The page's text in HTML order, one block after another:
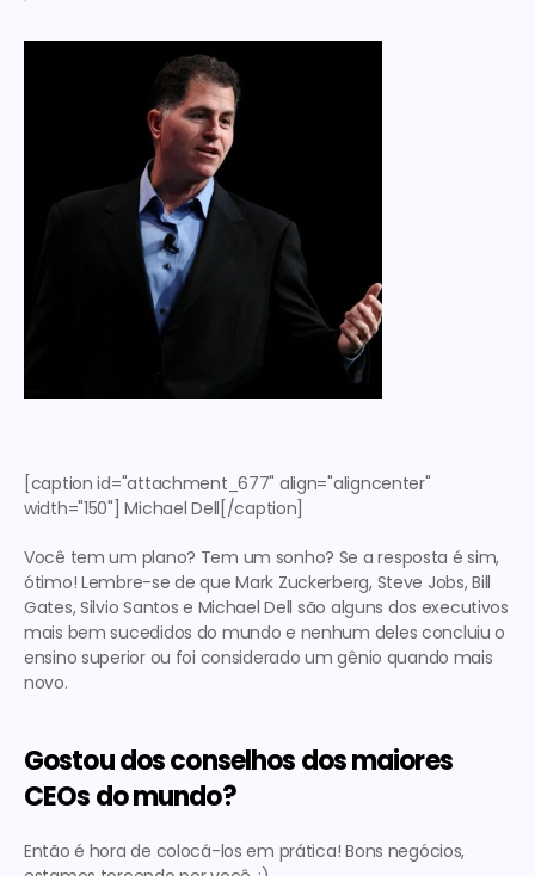
[caption id="attachment_677" align="aligncenter"
width="150"] Michael Dell[/caption]
Você tem um plano? Tem um sonho? Se a resposta é sim,
ótimo! Lembre-se de que Mark Zuckerberg, Steve Jobs, Bill
Gates, Silvio Santos e Michael Dell são alguns dos executivos
mais bem sucedidos do mundo e nenhum deles concluiu o
ensino superior ou foi considerado um gênio quando mais
novo.
Gostou dos conselhos dos maiores
CEOs do mundo?
Então é hora de colocá-los em prática! Bons negócios,